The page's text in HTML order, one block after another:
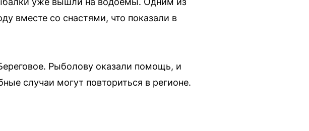
вместе со снастями, что показали в
Рыболову оказали помощь, и
случаи могут повториться в регионе.